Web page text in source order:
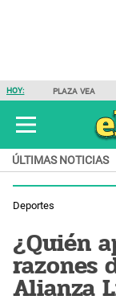
HOY: PLAZA VEA
ÚLTIMAS NOTICIAS
Deportes
¿Quién
razones
Alianza